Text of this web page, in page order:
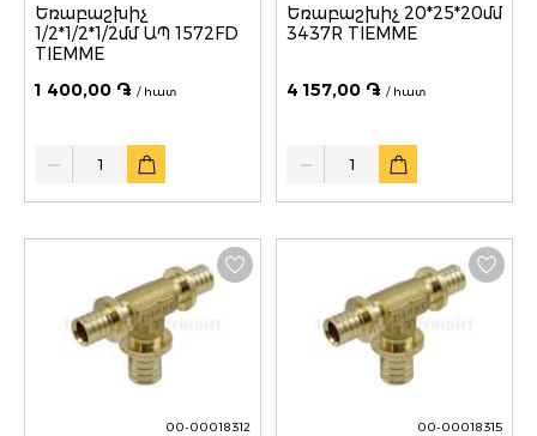
Եռաբաշխիչ
1/2*1/2*1/2մմ ԱՊ 1572FD
TIEMME
1 400,00 ֏ / հատ
Quantity
Եռաբաշխիչ 20*25*20մմ
3437R TIEMME
4 157,00 ֏ / հատ
Quantity
00-00018312 00-00018315